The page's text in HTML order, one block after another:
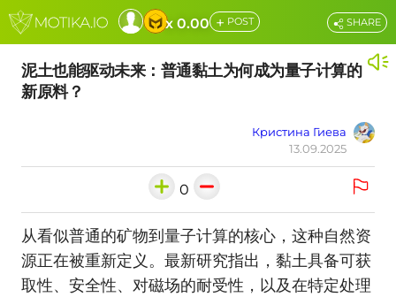
x 0.00 + POST
泥土也能驱动未来：普通黏土为何成为量子计算的
新原料？
Кристина Гиева
13.09.2025
SHARE
0
从看似普通的矿物到量子计算的核心，这种自然资
源正在被重新定义。最新研究指出，黏土具备可获
取性、安全性、对磁场的耐受性，以及在特定处理